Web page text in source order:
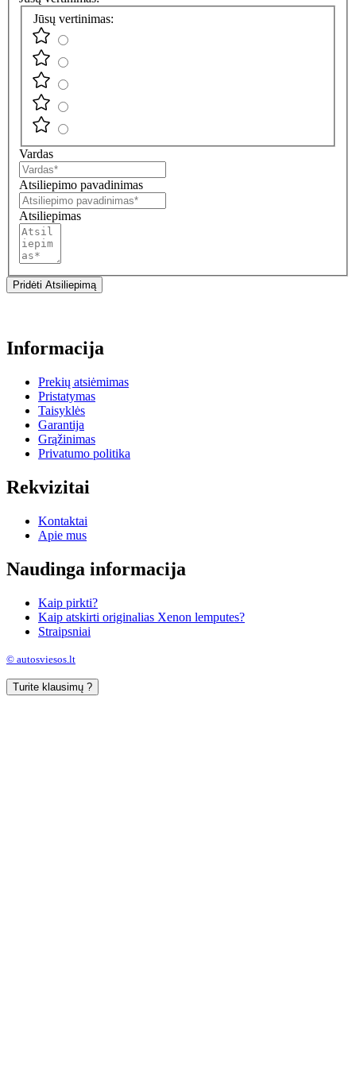
Jūsų vertinimas:
Vardas
Atsiliepimo pavadinimas
Atsiliepimas
Pridėti Atsiliepimą
Informacija
Prekių atsiėmimas
Pristatymas
Taisyklės
Garantija
Grąžinimas
Privatumo politika
Rekvizitai
Kontaktai
Apie mus
Naudinga informacija
Kaip pirkti?
Kaip atskirti originalias Xenon lemputes?
Straipsniai
© autosviesos.lt
Turite klausimų ?